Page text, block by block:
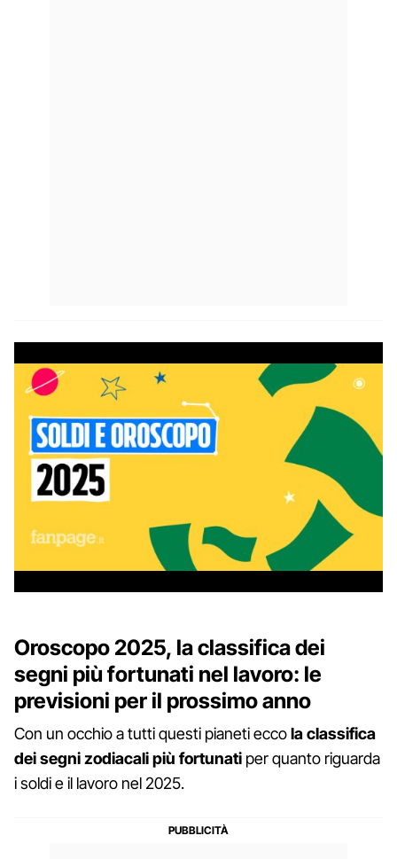
Oroscopo 2025, la classifica dei
segni più fortunati nel lavoro: le
previsioni per il prossimo anno
Con un occhio a tutti questi pianeti eccola classifica
dei segni zodiacali più fortunati per quanto riguarda
i soldi e il lavoro nel 2025.